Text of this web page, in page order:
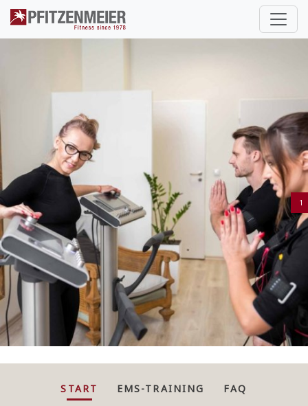
Pfitzenmeier
1
START EMS-TRAINING FAQ